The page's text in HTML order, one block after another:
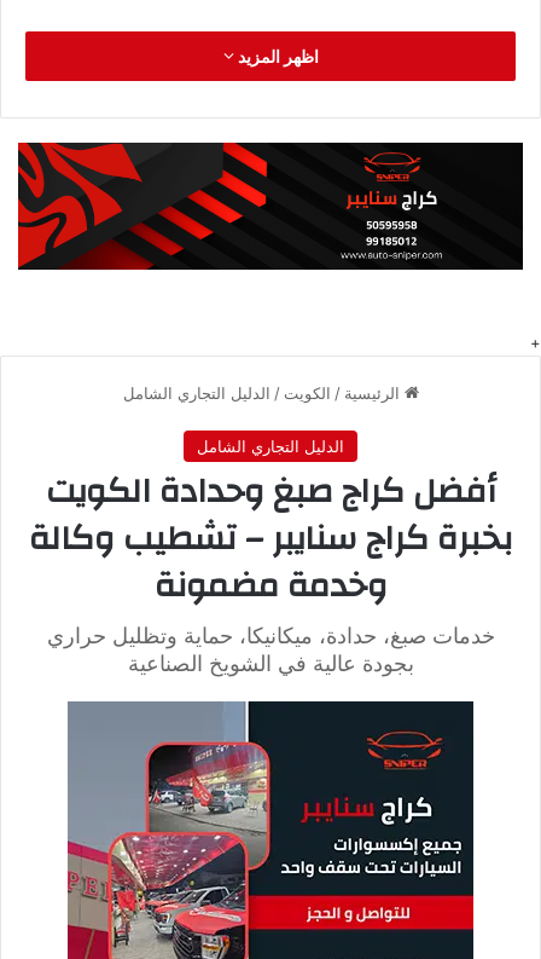
هذا المقال التسويقي الطويل يعطيك صورة كاملة عن شنو يقدم
كراج سنايبر، وليش يعتبر من أفضل مراكز صيانة السيارات بالكويت.
ليش كراج سنايبر يعتبر
من أقوى المراكز في
الشويخ الصناعية؟
اظهر المزيد